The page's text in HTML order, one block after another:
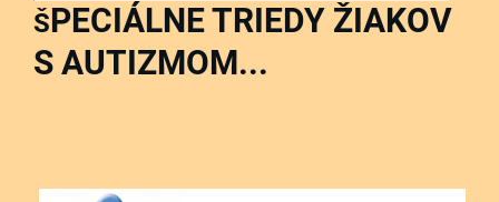
ŠPECIÁLNE TRIEDY ŽIAKOV
S AUTIZMOM...